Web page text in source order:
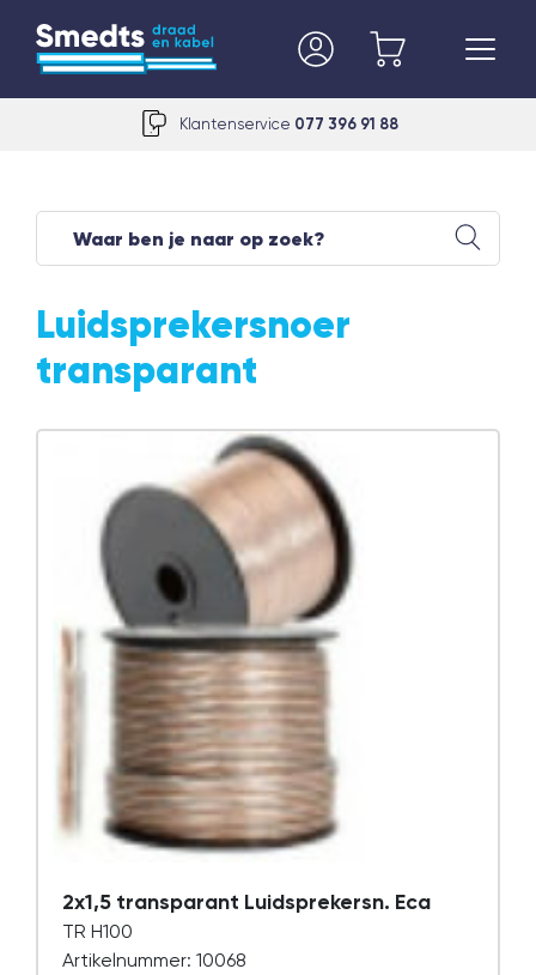
Klantenservice 077 396 91 88
Luidsprekersnoer
transparant
2x1,5 transparant Luidsprekersn. Eca
TR H100
Artikelnummer: 10068